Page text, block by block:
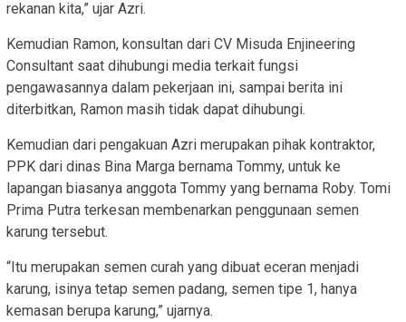
rekanan kita,” ujar Azri.
Kemudian Ramon, konsultan dari CV Misuda Enjineering
Consultant saat dihubungi media terkait fungsi
pengawasannya dalam pekerjaan ini, sampai berita ini
diterbitkan, Ramon masih tidak dapat dihubungi.
Kemudian dari pengakuan Azri merupakan pihak kontraktor,
PPK dari dinas Bina Marga bernama Tommy, untuk ke
lapangan biasanya anggota Tommy yang bernama Roby. Tomi
Prima Putra terkesan membenarkan penggunaan semen
karung tersebut.
“Itu merupakan semen curah yang dibuat eceran menjadi
karung, isinya tetap semen padang, semen tipe 1, hanya
kemasan berupa karung,” ujarnya.